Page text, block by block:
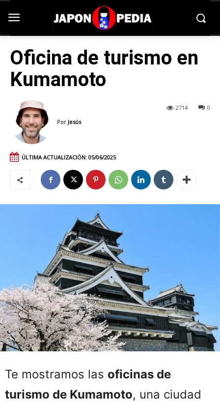
Oficina de turismo en
Kumamoto
0
2714
Por Jesús
ÚLTIMA ACTUALIZACIÓN: 05/06/2025
Te mostramos las oficinas de
turismo de Kumamoto, una ciudad